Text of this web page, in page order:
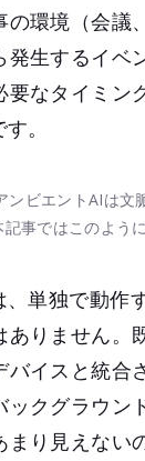
の環境（会議
発生するイベ
要なタイミン
。
ビエントAIは文
事ではこのよう
単独で動作
ありません。
バイスと統合
ックグラウン
まり見えない